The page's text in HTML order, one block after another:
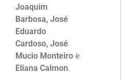
Joaquim
Barbosa, José
Eduardo
Cardoso, José
Mucio Monteiro e
Eliana Calmon.